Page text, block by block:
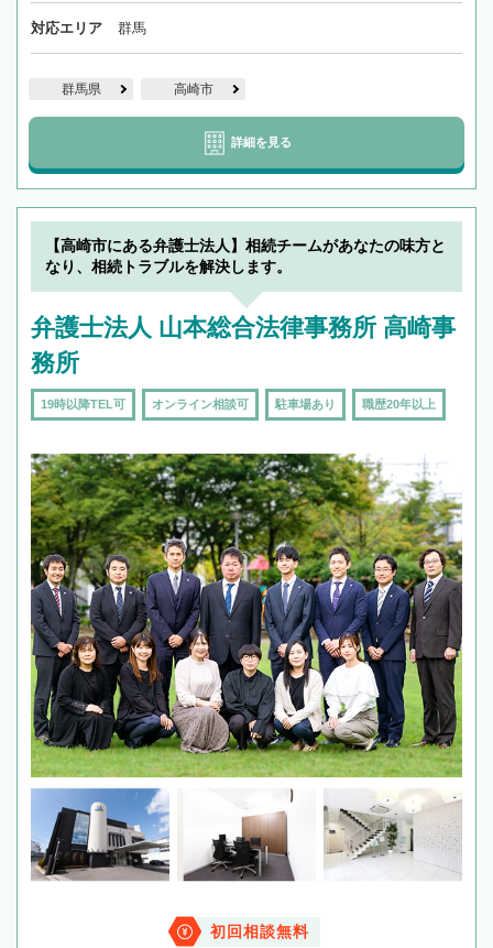
対応エリア 群馬
群馬県 高崎市
詳細を見る
【高崎市にある弁護士法人】相続チームがあなたの味方と
なり、相続トラブルを解決します。
弁護士法人 山本総合法律事務所 高崎事
務所
19時以降TEL可 オンライン相談可 駐車場あり 職歴20年以上
初回相談無料